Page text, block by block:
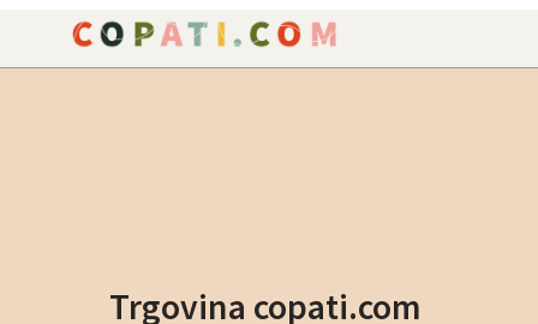
Trgovina copati.com